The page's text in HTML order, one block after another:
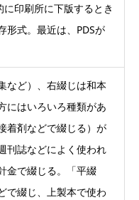
に印刷所に下版するとき
形式。最近は、PDSが
など）、右綴じは和本
にはいろいろ種類があ
着剤などで綴じる）が
刊誌などによく使われ
金で綴じる。「平綴
で綴じ、上製本で使わ